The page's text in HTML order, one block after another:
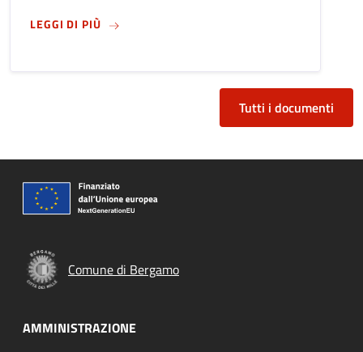
LEGGI DI PIÙSURENDICONTO ATTIVITÀ POLIZIA LOCALE
Tutti i documenti
Comune di Bergamo
AMMINISTRAZIONE